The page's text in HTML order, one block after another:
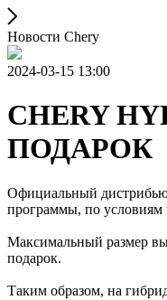
Новости Chery
2024-03-15 13:00
CHERY
ПОДАРОК
Официальный
программы, по условиям
Максимальный размер
подарок.
Таким образом, на